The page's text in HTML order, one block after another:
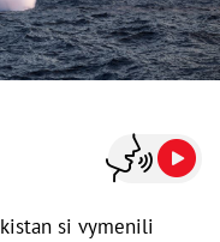
si vymenili